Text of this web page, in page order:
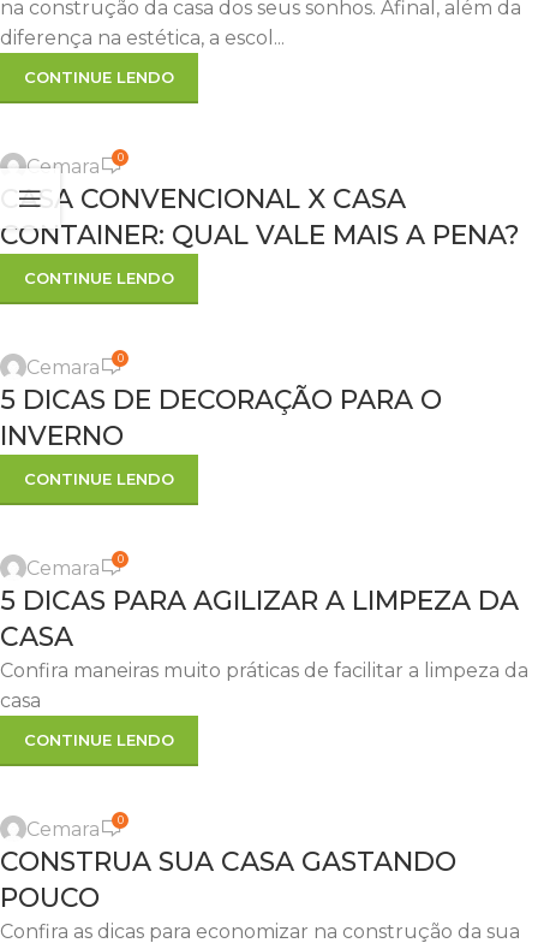
na construção da casa dos seus sonhos. Afinal, além da
diferença na estética, a escol...
CONTINUE LENDO
29
Cemara 0
CASA CONVENCIONAL X CASA
CONTAINER: QUAL VALE MAIS A PENA?
CONTINUE LENDO
22
Cemara 0
5 DICAS DE DECORAÇÃO PARA O
INVERNO
CONTINUE LENDO
30
Cemara 0
5 DICAS PARA AGILIZAR A LIMPEZA DA
CASA
Confira maneiras muito práticas de facilitar a limpeza da
casa
CONTINUE LENDO
19
Cemara 0
CONSTRUA SUA CASA GASTANDO
POUCO
Confira as dicas para economizar na construção da sua